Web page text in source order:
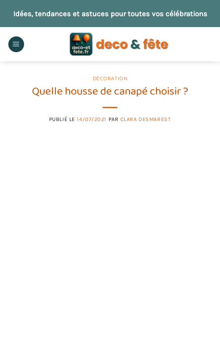
contenu
Idées, tendances et astuces pour toutes vos célébrations
DÉCORATION
Quelle housse de canapé choisir ?
PUBLIÉ LE14/07/2021 PAR CLARA DESMAREST